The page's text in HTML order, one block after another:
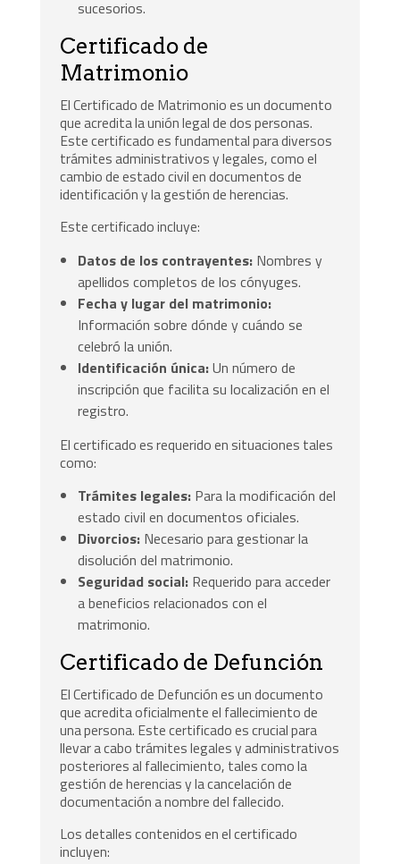
sucesorios.
Certificado de
Matrimonio
El Certificado de Matrimonio es un documento
que acredita la unión legal de dos personas.
Este certificado es fundamental para diversos
trámites administrativos y legales, como el
cambio de estado civil en documentos de
identificación y la gestión de herencias.
Este certificado incluye:
Datos de los contrayentes: Nombres y
apellidos completos de los cónyuges.
Fecha y lugar del matrimonio:
Información sobre dónde y cuándo se
celebró la unión.
Identificación única:Un número de
inscripción que facilita su localización en el
registro.
El certificado es requerido en situaciones tales
como:
Trámites legales: Para la modificación del
estado civil en documentos oficiales.
Divorcios: Necesario para gestionar la
disolución del matrimonio.
Seguridad social: Requerido para acceder
a beneficios relacionados con el
matrimonio.
Certificado de Defunción
El Certificado de Defunción es un documento
que acredita oficialmente el fallecimiento de
una persona. Este certificado es crucial para
llevar a cabo trámites legales y administrativos
posteriores al fallecimiento, tales como la
gestión de herencias y la cancelación de
documentación a nombre del fallecido.
Los detalles contenidos en el certificado
incluyen: